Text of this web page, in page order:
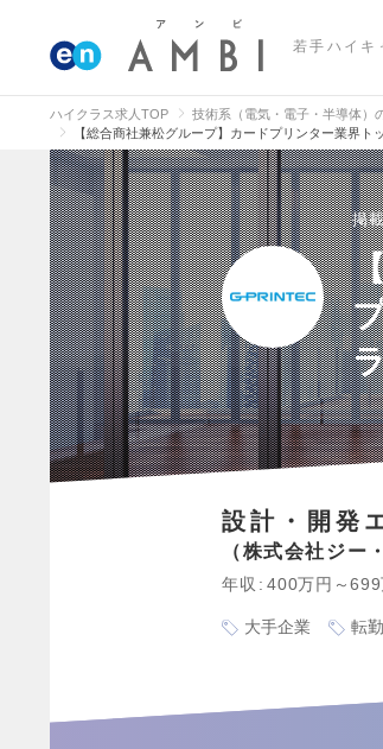
若手ハイキ
ハイクラス求人TOP 技術系（電気・電子・半導体）
【総合商社兼松グループ】カードプリンター業界
掲
設計・開発
株式会社ジー
年収 400万円～699
大手企業 転